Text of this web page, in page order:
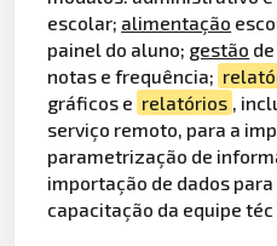
escolar; alimentação
painel do aluno; gestão
notas e frequência;
gráficos e relatórios ,
serviço remoto, para a
parametrização de
importação de dados
capacitação da equipe téc